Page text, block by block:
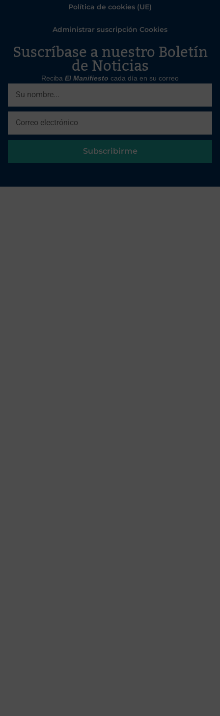
Política de cookies (UE)
Administrar suscripción Cookies
Suscríbase a nuestro Boletín
de Noticias
Reciba El Manifiesto cada día en su correo
Subscribirme